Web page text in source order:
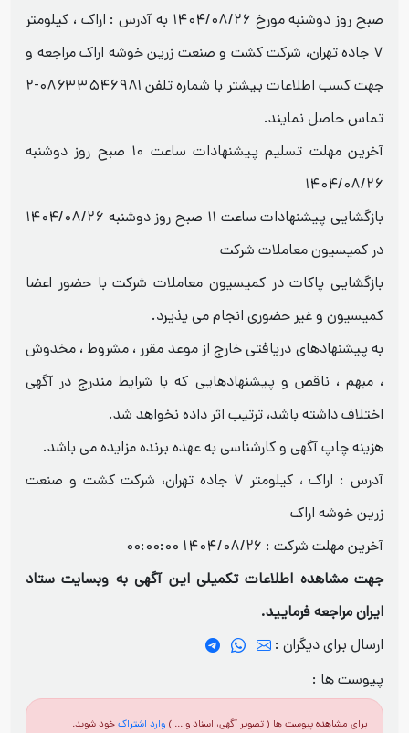
صبح روز دوشنبه مورخ ۱۴۰۴/۰۸/۲۶ به آدرس : اراک ، کیلومتر
۷ جاده تهران، شرکت کشت و صنعت زرین خوشه اراک مراجعه و
جهت کسب اطلاعات بیشتر با شماره تلفن ۰۸۶۳۳۵۴۶۹۸۱-۲
تماس حاصل نمایند.
آخرین مهلت تسلیم پیشنهادات ساعت ۱۰ صبح روز دوشنبه
۱۴۰۴/۰۸/۲۶
بازگشایی پیشنهادات ساعت ۱۱ صبح روز دوشنبه ۱۴۰۴/۰۸/۲۶
در کمیسیون معاملات شرکت
بازگشایی پاکات در کمیسیون معاملات شرکت با حضور اعضا
کمیسیون و غیر حضوری انجام می پذیرد.
به پیشنهادهای دریافتی خارج از موعد مقرر ، مشروط ، مخدوش
، مبهم ، ناقص و پیشنهادهایی که با شرایط مندرج در آگهی
اختلاف داشته باشد، ترتیب اثر داده نخواهد شد.
هزینه چاپ آگهی و کارشناسی به عهده برنده مزایده می باشد.
آدرس : اراک ، کیلومتر ۷ جاده تهران، شرکت کشت و صنعت
زرین خوشه اراک
آخرین مهلت شرکت : 1404/08/26 00:00:00
جهت مشاهده اطلاعات تکمیلی این آگهی به وبسایت ستاد
ایران مراجعه فرمایید.
ارسال برای دیگران :
پیوست ها :
برای مشاهده پیوست ها ( تصویر آگهی، اسناد و ... ) وارد اشتراکخود شوید.